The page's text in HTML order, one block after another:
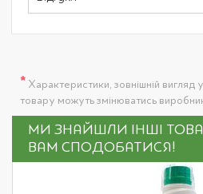
* Характеристики, зовнішній вигляд
товару можуть змінюватись
МИ ЗНАЙШЛИ ІНШІ
ВАМ СПОДОБАТИСЯ!